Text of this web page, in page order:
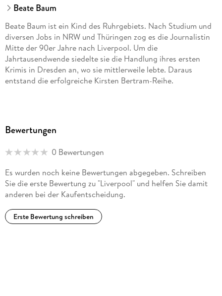
Beate Baum
Beate Baum ist ein Kind des Ruhrgebiets. Nach Studium und
diversen Jobs in NRW und Thüringen zog es die Journalistin
Mitte der 90er Jahre nach Liverpool. Um die
Jahrtausendwende siedelte sie die Handlung ihres ersten
Krimis in Dresden an, wo sie mittlerweile lebte. Daraus
entstand die erfolgreiche Kirsten Bertram-Reihe.
Bewertungen
0 Bewertungen
Es wurden noch keine Bewertungen abgegeben. Schreiben
Sie die erste Bewertung zu "Liverpool" und helfen Sie damit
anderen bei der Kaufentscheidung.
Erste Bewertung schreiben